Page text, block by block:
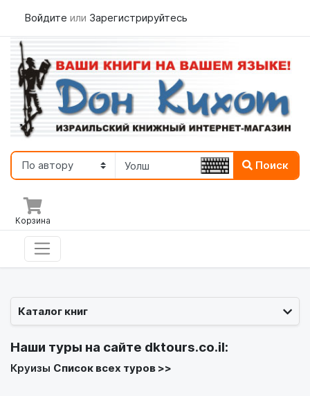
Войдите или Зарегистрируйтесь
Поиск
Корзина
Каталог книг
Наши туры на сайте dktours.co.il:
Круизы Список всех туров >>